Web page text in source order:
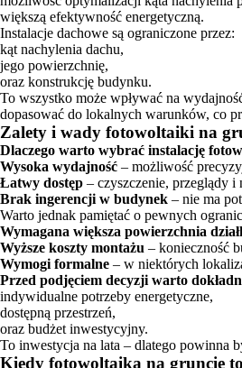
większą efektywność energetyczną.
Instalacje dachowe są ograniczone przez:
kąt nachylenia dachu,
jego powierzchnię,
oraz konstrukcję budynku.
To wszystko może wpływać na
dopasować do lokalnych warunków, co
Zalety i wady fotowoltaiki na
Dlaczego warto wybrać instalację
Wysoka wydajność – możliwość
Łatwy dostęp – czyszczenie, przeglądy i
Brak ingerencji w budynek – nie ma
Warto jednak pamiętać o pewnych
Wymagana większa powierzchnia
Wyższe koszty montażu – konieczność
Wymogi formalne – w niektórych
Przed podjęciem decyzji warto
indywidualne potrzeby energetyczne,
dostępną przestrzeń,
oraz budżet inwestycyjny.
To inwestycja na lata – dlatego powinna
Kiedy fotowoltaika na gruncie